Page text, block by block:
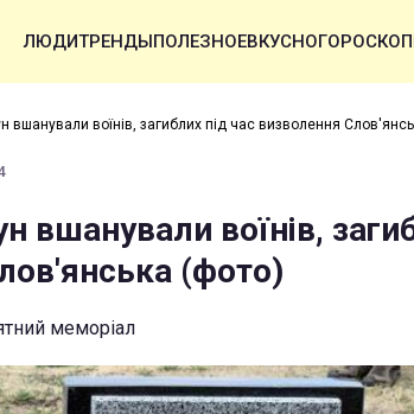
ЛЮДИТРЕНДЫПОЛЕЗНОЕВКУСНО
вшанували воїнів, загиблих під час визволення
вшанували воїнів,
(фото)
меморіал